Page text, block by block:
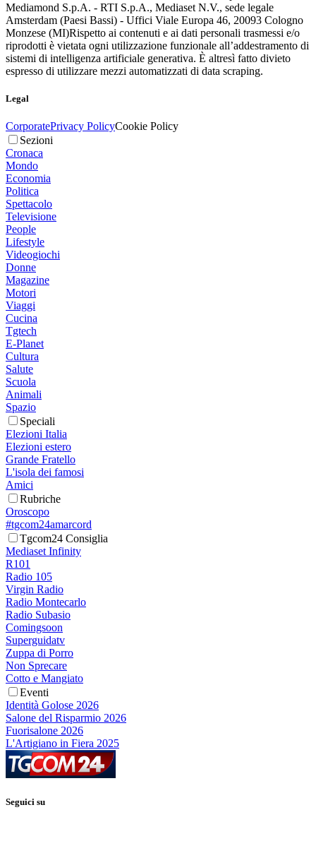
Mediamond S.p.A. - RTI S.p.A., Mediaset N.V., sede legale
Amsterdam (Paesi Bassi) - Uffici Viale Europa 46, 20093 Cologno
Monzese (MI)Rispetto ai contenuti e ai dati personali trasmessi e/o
riprodotti è vietata ogni utilizzazione funzionale all’addestramento di
sistemi di intelligenza artificiale generativa. È altresì fatto divieto
espresso di utilizzare mezzi automatizzati di data scraping.
Legal
CorporatePrivacy PolicyCookie Policy
Sezioni
Cronaca
Mondo
Economia
Politica
Spettacolo
Televisione
People
Lifestyle
Videogiochi
Donne
Magazine
Motori
Viaggi
Cucina
Tgtech
E-Planet
Cultura
Salute
Scuola
Animali
Spazio
Speciali
Elezioni Italia
Elezioni estero
Grande Fratello
L'isola dei famosi
Amici
Rubriche
Oroscopo
#tgcom24amarcord
Tgcom24 Consiglia
Mediaset Infinity
R101
Radio 105
Virgin Radio
Radio Montecarlo
Radio Subasio
Comingsoon
Superguidatv
Zuppa di Porro
Non Sprecare
Cotto e Mangiato
Eventi
Identità Golose 2026
Salone del Risparmio 2026
Fuorisalone 2026
L'Artigiano in Fiera 2025
Seguici su